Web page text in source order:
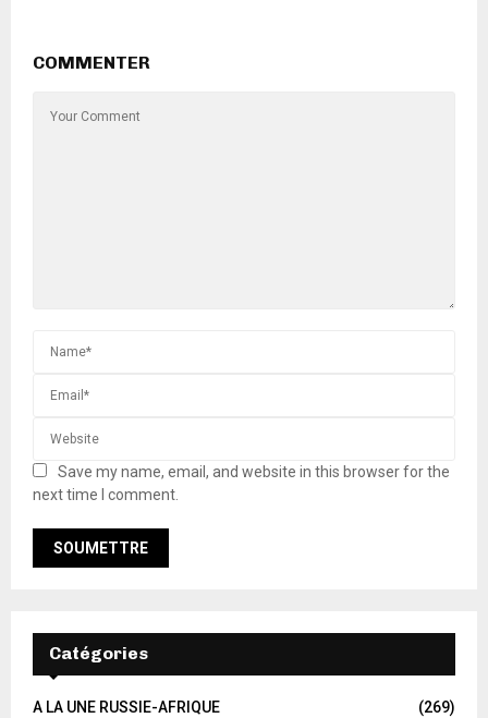
COMMENTER
Save my name, email, and website in this browser for the
next time I comment.
Catégories
A LA UNE RUSSIE-AFRIQUE
(269)